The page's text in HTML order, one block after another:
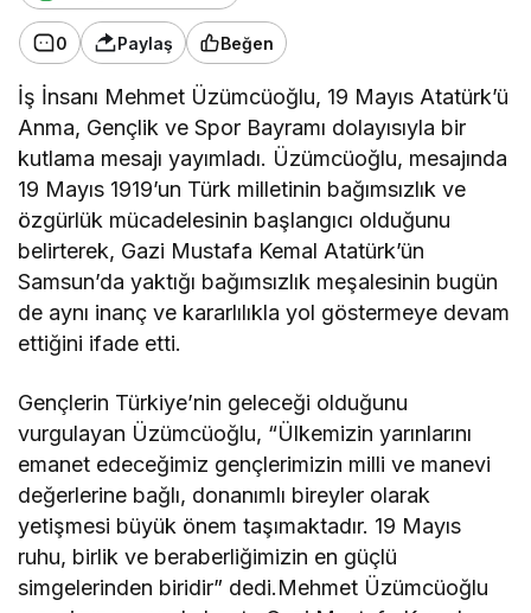
0 Paylaş Beğen
İş İnsanı Mehmet Üzümcüoğlu, 19 Mayıs Atatürk’ü
Anma, Gençlik ve Spor Bayramı dolayısıyla bir
kutlama mesajı yayımladı. Üzümcüoğlu, mesajında
19 Mayıs 1919’un Türk milletinin bağımsızlık ve
özgürlük mücadelesinin başlangıcı olduğunu
belirterek, Gazi Mustafa Kemal Atatürk’ün
Samsun’da yaktığı bağımsızlık meşalesinin bugün
de aynı inanç ve kararlılıkla yol göstermeye devam
ettiğini ifade etti.
Gençlerin Türkiye’nin geleceği olduğunu
vurgulayan Üzümcüoğlu, “Ülkemizin yarınlarını
emanet edeceğimiz gençlerimizin milli ve manevi
değerlerine bağlı, donanımlı bireyler olarak
yetişmesi büyük önem taşımaktadır. 19 Mayıs
ruhu, birlik ve beraberliğimizin en güçlü
simgelerinden biridir” dedi.Mehmet Üzümcüoğlu